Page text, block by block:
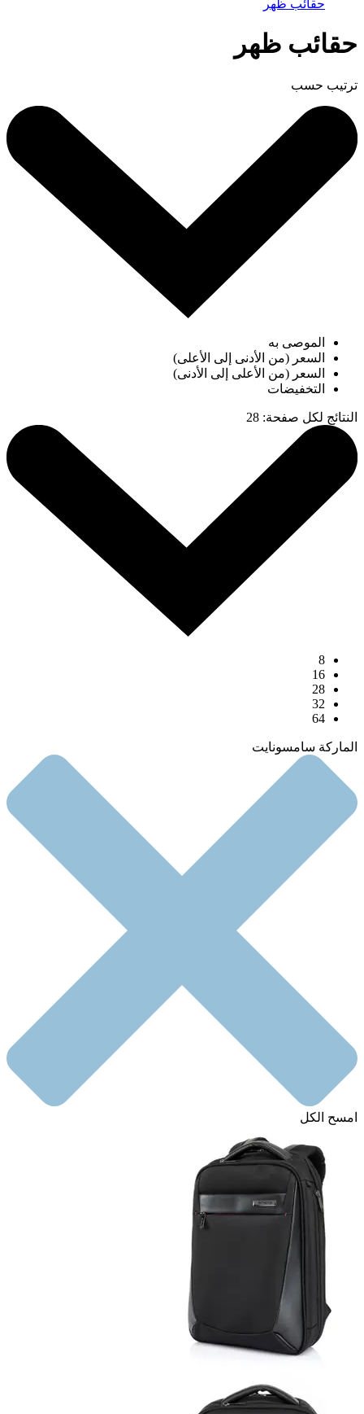
حقائب ظهر
حقائب ظهر
ترتيب حسب
الموصى به
السعر (من الأدنى إلى الأعلى)
السعر (من الأعلى إلى الأدنى)
التخفيضات
النتائج لكل صفحة:
28
8
16
28
32
64
الماركة سامسونايت
امسح الكل